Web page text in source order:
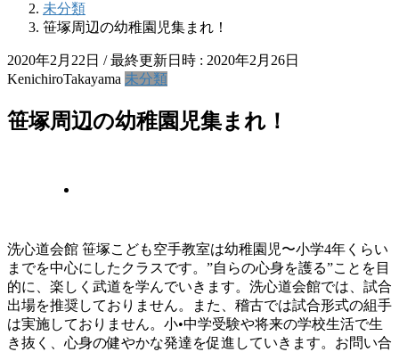
未分類
笹塚周辺の幼稚園児集まれ！
2020年2月22日 / 最終更新日時 : 2020年2月26日
KenichiroTakayama 未分類
笹塚周辺の幼稚園児集まれ！
洗心道会館 笹塚こども空手教室は幼稚園児〜小学4年くらい
までを中心にしたクラスです。”自らの心身を護る”ことを目
的に、楽しく武道を学んでいきます。洗心道会館では、試合
出場を推奨しておりません。また、稽古では試合形式の組手
は実施しておりません。小•中学受験や将来の学校生活で生
き抜く、心身の健やかな発達を促進していきます。お問い合